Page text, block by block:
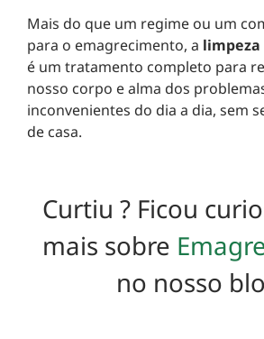
Mais do que um regime ou um
para o emagrecimento, a limpeza
é um tratamento completo para
nosso corpo e alma dos
inconvenientes do dia a dia, sem
de casa.
Curtiu ? Ficou
mais sobre
no nosso